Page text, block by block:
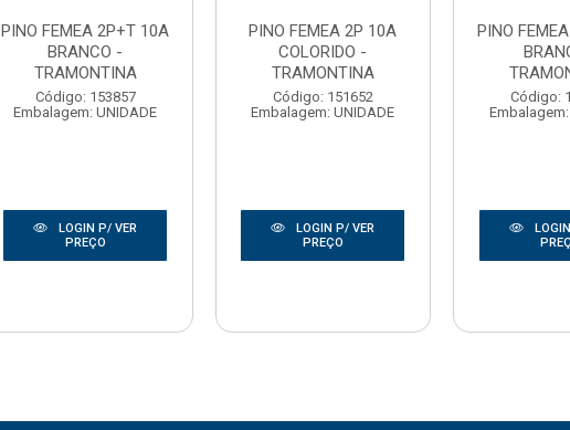
PINO FEMEA 2P+T 10A
BRANCO -
TRAMONTINA
Código: 153857
Embalagem: UNIDADE
LOGIN P/ VER
PREÇO
PINO FEMEA 2P 10A
COLORIDO -
TRAMONTINA
Código: 151652
Embalagem: UNIDADE
LOGIN P/ VER
PREÇO
PINO
Código: